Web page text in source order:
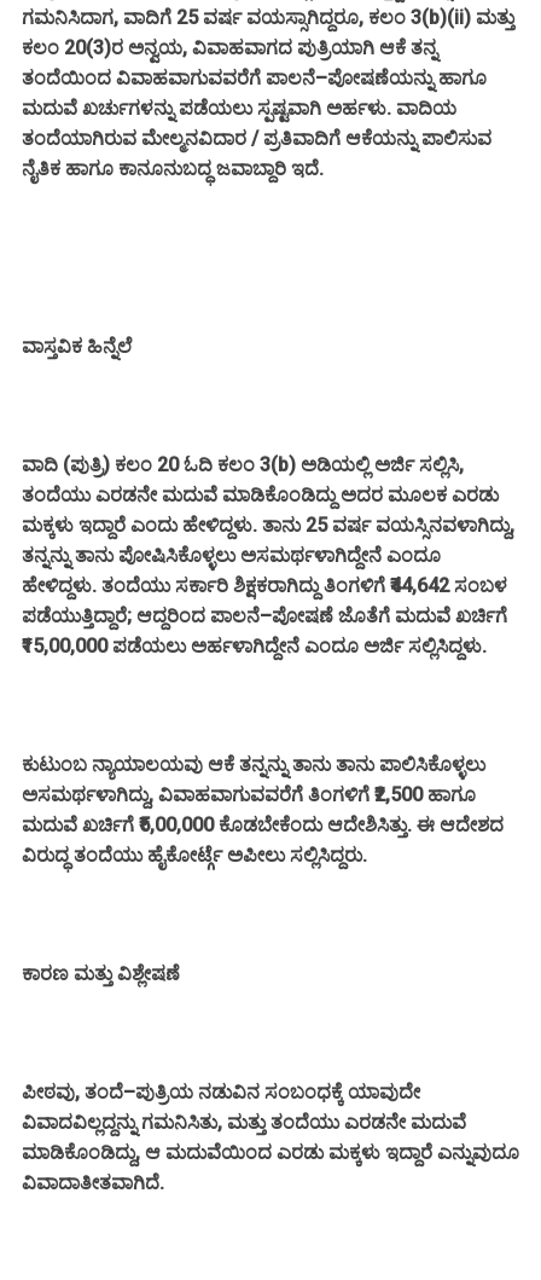
ಗಮನಿಸಿದಾಗ, ವಾದಿಗೆ 25 ವರ್ಷ ವಯಸ್ಸಾಗಿದ್ದರೂ, ಕಲಂ 3(b)(ii) ಮತ್ತು
ಕಲಂ 20(3)ರ ಅನ್ವಯ, ವಿವಾಹವಾಗದ ಪುತ್ರಿಯಾಗಿ ಆಕೆ ತನ್ನ
ತಂದೆಯಿಂದ ವಿವಾಹವಾಗುವವರೆಗೆ ಪಾಲನೆ–ಪೋಷಣೆಯನ್ನು ಹಾಗೂ
ಮದುವೆ ಖರ್ಚುಗಳನ್ನು ಪಡೆಯಲು ಸ್ಪಷ್ಟವಾಗಿ ಅರ್ಹಳು. ವಾದಿಯ
ತಂದೆಯಾಗಿರುವ ಮೇಲ್ಮನವಿದಾರ / ಪ್ರತಿವಾದಿಗೆ ಆಕೆಯನ್ನು ಪಾಲಿಸುವ
ನೈತಿಕ ಹಾಗೂ ಕಾನೂನುಬದ್ಧ ಜವಾಬ್ದಾರಿ ಇದೆ.
ವಾಸ್ತವಿಕ ಹಿನ್ನೆಲೆ
ವಾದಿ (ಪುತ್ರಿ) ಕಲಂ 20 ಓದಿ ಕಲಂ 3(b) ಅಡಿಯಲ್ಲಿ ಅರ್ಜಿ ಸಲ್ಲಿಸಿ,
ತಂದೆಯು ಎರಡನೇ ಮದುವೆ ಮಾಡಿಕೊಂಡಿದ್ದು ಅದರ ಮೂಲಕ ಎರಡು
ಮಕ್ಕಳು ಇದ್ದಾರೆ ಎಂದು ಹೇಳಿದ್ದಳು. ತಾನು 25 ವರ್ಷ ವಯಸ್ಸಿನವಳಾಗಿದ್ದು,
ತನ್ನನ್ನು ತಾನು ಪೋಷಿಸಿಕೊಳ್ಳಲು ಅಸಮರ್ಥಳಾಗಿದ್ದೇನೆ ಎಂದೂ
ಹೇಳಿದ್ದಳು. ತಂದೆಯು ಸರ್ಕಾರಿ ಶಿಕ್ಷಕರಾಗಿದ್ದು ತಿಂಗಳಿಗೆ ₹44,642 ಸಂಬಳ
ಪಡೆಯುತ್ತಿದ್ದಾರೆ; ಆದ್ದರಿಂದ ಪಾಲನೆ–ಪೋಷಣೆ ಜೊತೆಗೆ ಮದುವೆ ಖರ್ಚಿಗೆ
₹15,00,000 ಪಡೆಯಲು ಅರ್ಹಳಾಗಿದ್ದೇನೆ ಎಂದೂ ಅರ್ಜಿ ಸಲ್ಲಿಸಿದ್ದಳು.
ಕುಟುಂಬ ನ್ಯಾಯಾಲಯವು ಆಕೆ ತನ್ನನ್ನು ತಾನು ತಾನು ಪಾಲಿಸಿಕೊಳ್ಳಲು
ಅಸಮರ್ಥಳಾಗಿದ್ದು, ವಿವಾಹವಾಗುವವರೆಗೆ ತಿಂಗಳಿಗೆ ₹2,500 ಹಾಗೂ
ಮದುವೆ ಖರ್ಚಿಗೆ ₹5,00,000 ಕೊಡಬೇಕೆಂದು ಆದೇಶಿಸಿತ್ತು. ಈ ಆದೇಶದ
ವಿರುದ್ಧ ತಂದೆಯು ಹೈಕೋರ್ಟ್ಗೆ ಅಪೀಲು ಸಲ್ಲಿಸಿದ್ದರು.
ಕಾರಣ ಮತ್ತು ವಿಶ್ಲೇಷಣೆ
ಪೀಠವು, ತಂದೆ–ಪುತ್ರಿಯ ನಡುವಿನ ಸಂಬಂಧಕ್ಕೆ ಯಾವುದೇ
ವಿವಾದವಿಲ್ಲದ್ದನ್ನು ಗಮನಿಸಿತು, ಮತ್ತು ತಂದೆಯು ಎರಡನೇ ಮದುವೆ
ಮಾಡಿಕೊಂಡಿದ್ದು, ಆ ಮದುವೆಯಿಂದ ಎರಡು ಮಕ್ಕಳು ಇದ್ದಾರೆ ಎನ್ನುವುದೂ
ವಿವಾದಾತೀತವಾಗಿದೆ.